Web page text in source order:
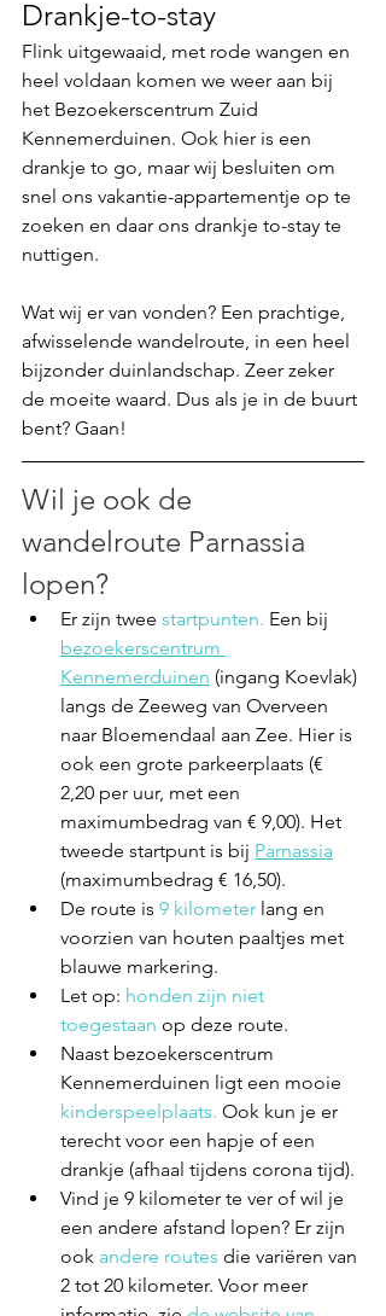
Drankje-to-stay
Flink uitgewaaid, met rode wangen en
heel voldaan komen we weer aan bij
het Bezoekerscentrum Zuid
Kennemerduinen. Ook hier is een
drankje to go, maar wij besluiten om
snel ons vakantie-appartementje op te
zoeken en daar ons drankje to-stay te
nuttigen.
Wat wij er van vonden? Een prachtige,
afwisselende wandelroute, in een heel
bijzonder duinlandschap. Zeer zeker
de moeite waard. Dus als je in de buurt
bent? Gaan!
Wil je ook de
wandelroute Parnassia
lopen?
Er zijn twee startpunten. Een bij
bezoekerscentrum
Kennemerduinen (ingang Koevlak)
langs de Zeeweg van Overveen
naar Bloemendaal aan Zee. Hier is
ook een grote parkeerplaats (€
2,20 per uur, met een
maximumbedrag van € 9,00). Het
tweede startpunt is bij Parnassia
(maximumbedrag € 16,50).
De route is 9 kilometer lang en
voorzien van houten paaltjes met
blauwe markering.
Let op: honden zijn niet
toegestaan op deze route.
Naast bezoekerscentrum
Kennemerduinen ligt een mooie
kinderspeelplaats. Ook kun je er
terecht voor een hapje of een
drankje (afhaal tijdens corona tijd).
Vind je 9 kilometer te ver of wil je
een andere afstand lopen? Er zijn
ook andere routes die variëren van
2 tot 20 kilometer. Voor meer